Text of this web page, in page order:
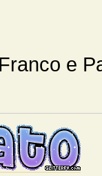
e